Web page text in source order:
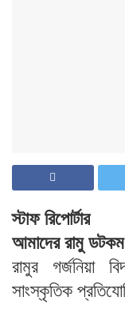
স্টাফ রিপোর্টার
আমাদের রামু
রামুর গর্জনিয়া
সাংস্কৃতিক